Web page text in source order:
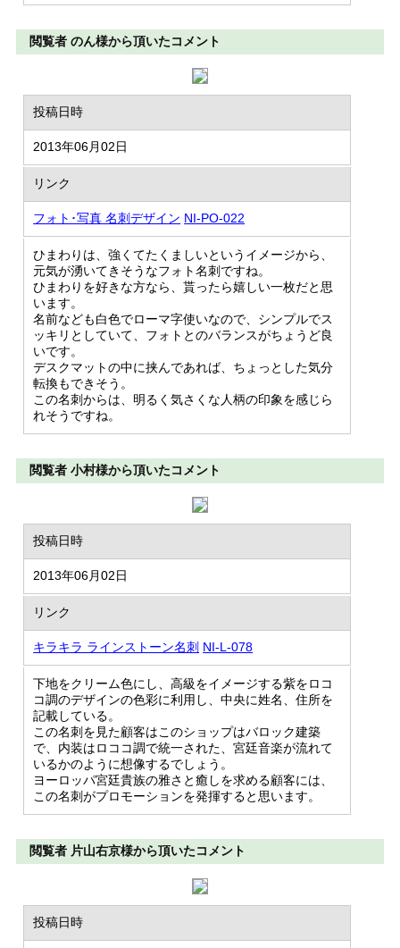
閲覧者 のん様から頂いたコメント
投稿日時
2013年06月02日
リンク
フォト･写真 名刺デザイン NI-PO-022
ひまわりは、強くてたくましいというイメージから、
元気が湧いてきそうなフォト名刺ですね。
ひまわりを好きな方なら、貰ったら嬉しい一枚だと思
います。
名前なども白色でローマ字使いなので、シンプルでス
ッキリとしていて、フォトとのバランスがちょうど良
いです。
デスクマットの中に挟んであれば、ちょっとした気分
転換もできそう。
この名刺からは、明るく気さくな人柄の印象を感じら
れそうですね。
閲覧者 小村様から頂いたコメント
投稿日時
2013年06月02日
リンク
キラキラ ラインストーン名刺 NI-L-078
下地をクリーム色にし、高級をイメージする紫をロコ
コ調のデザインの色彩に利用し、中央に姓名、住所を
記載している。
この名刺を見た顧客はこのショップはバロック建築
で、内装はロココ調で統一された、宮廷音楽が流れて
いるかのように想像するでしょう。
ヨーロッパ宮廷貴族の雅さと癒しを求める顧客には、
この名刺がプロモーションを発揮すると思います。
閲覧者 片山右京様から頂いたコメント
投稿日時